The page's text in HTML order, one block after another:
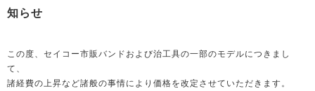
知らせ
この度、セイコー市販バンドおよび治工具の一部のモデルにつきまし
て、
諸経費の上昇など諸般の事情により価格を改定させていただきます。